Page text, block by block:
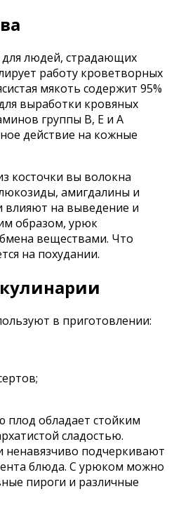
людей, страдающих
работу кроветворных
мякоть содержит 95%
выработки кровяных
группы В, Е и А
действие на кожные
косточки вы волокна
амигдалины и
влияют на выведение и
образом, урюк
веществами. Что
на похудании.
в приготовлении:
плод обладает стойким
сладостью.
подчеркивают
блюда. С урюком можно
пироги и различные